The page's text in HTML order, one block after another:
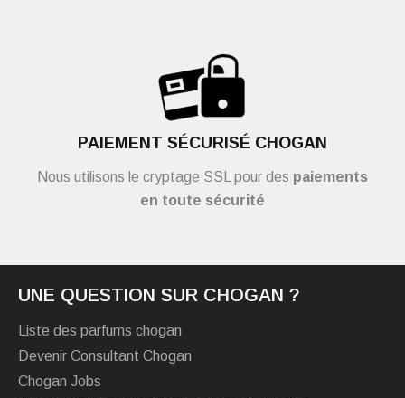
PAIEMENT SÉCURISÉ CHOGAN
Nous utilisons le cryptage SSL pour des paiements
en toute sécurité
UNE QUESTION SUR CHOGAN ?
Liste des parfums chogan
Devenir Consultant Chogan
Chogan Jobs